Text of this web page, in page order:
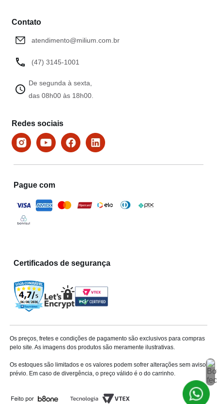
Contato
atendimento@milium.com.br
(47) 3145-1001
De segunda à sexta,
das 08h00 às 18h00.
Redes sociais
Pague com
Certificados de segurança
Os preços, fretes e condições de pagamento são exclusivos para compras
pelo site. As imagens dos produtos são meramente ilustrativas.
Os estoques são limitados e os valores podem sofrer alterações sem aviso
prévio. Em caso de divergência, o preço válido é o do carrinho.